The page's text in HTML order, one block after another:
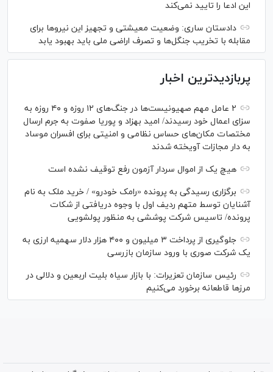
این ادعا را تایید نمی‌کند
دادستان ساری: وضعیت معیشتی و تجهیز این نیرو‌ها برای
مقابله با تخریب جنگل‌ها و تصرف اراضی ملی باید بهبود یابد
پربازدیدترین اخبار
۲ عامل مهم صهیونیست‌ها در جنگ‌های ۱۲ روزه و ۴۰ روزه به
سزای اعمال خود رسیدند/ امید بهزاد و پوریا صفوت به جرم ارسال
مختصات مکان‌های حساس نظامی و امنیتی برای افسران موساد
به دار مجازات آویخته شدند
هیچ یک از اموال سردار آزمون رفع توقیف نشده است
برگزاری رسیدگی به پرونده «رامک خودرو» / خرید ملک به نام
آشنایان توسط متهم ردیف اول با وجوه دریافتی از شکات
پرونده/ تاسیس شرکت پوششی به منظور پولشویی
جلوگیری از پرداخت ۳ میلیون و ۴۰۰ هزار دلار سهمیه ارزی به
یک شرکت صوری با ورود سازمان بازرسی
رئیس سازمان تعزیرات: با بازار سیاه بلیت اربعین و دلالی در
مرز‌ها قاطعانه برخورد می‌کنیم